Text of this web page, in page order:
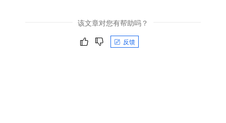
该文章对您有帮助吗？
反馈